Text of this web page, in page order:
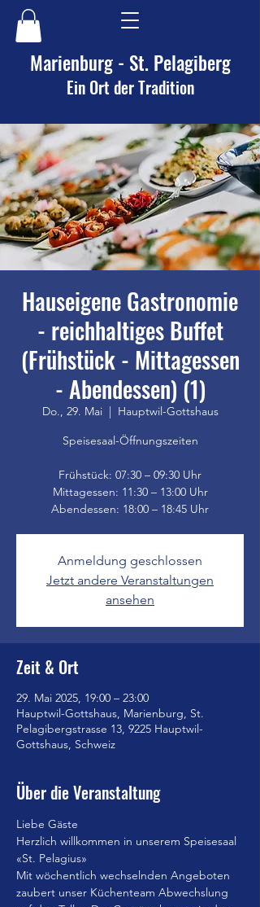
Marienburg - St. Pelagiberg
Ein Ort der Tradition
Hauseigene Gastronomie
- reichhaltiges Buffet
(Frühstück - Mittagessen
- Abendessen) (1)
Do., 29. Mai
  |
Hauptwil-Gottshaus
Speisesaal-Öffnungszeiten
Frühstück: 07:30 – 09:30 Uhr
Mittagessen: 11:30 – 13:00 Uhr
Anmeldung geschlossen
Jetzt andere Veranstaltungen
ansehen
Zeit & Ort
29. Mai 2025, 19:00 – 23:00
Hauptwil-Gottshaus, Marienburg, St.
Pelagibergstrasse 13, 9225 Hauptwil-
Gottshaus, Schweiz
Über die Veranstaltung
Liebe Gäste
Herzlich willkommen in unserem Speisesaal
«St. Pelagius»
Mit wöchentlich wechselnden Angeboten
zaubert unser Küchenteam Abwechslung